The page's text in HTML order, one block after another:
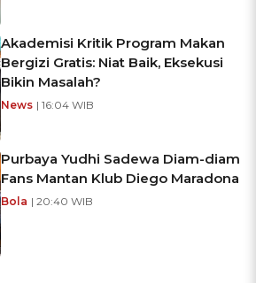
Akademisi Kritik Program Makan
Bergizi Gratis: Niat Baik, Eksekusi
Bikin Masalah?
News | 16:04 WIB
Purbaya Yudhi Sadewa Diam-diam
Fans Mantan Klub Diego Maradona
Bola | 20:40 WIB